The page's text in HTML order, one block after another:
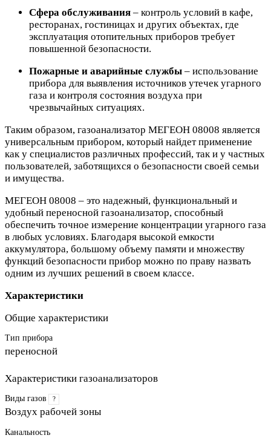
Сфера обслуживания – контроль условий в кафе,
ресторанах, гостиницах и других объектах, где
эксплуатация отопительных приборов требует
повышенной безопасности.
Пожарные и аварийные службы – использование
прибора для выявления источников утечек угарного
газа и контроля состояния воздуха при
чрезвычайных ситуациях.
Таким образом, газоанализатор МЕГЕОН 08008 является
универсальным прибором, который найдет применение
как у специалистов различных профессий, так и у частных
пользователей, заботящихся о безопасности своей семьи
и имущества.
МЕГЕОН 08008 – это надежный, функциональный и
удобный переносной газоанализатор, способный
обеспечить точное измерение концентрации угарного газа
в любых условиях. Благодаря высокой емкости
аккумулятора, большому объему памяти и множеству
функций безопасности прибор можно по праву назвать
одним из лучших решений в своем классе.
Характеристики
Общие характеристики
Тип прибора
переносной
Характеристики газоанализаторов
Виды газов ?
Воздух рабочей зоны
Канальность